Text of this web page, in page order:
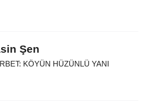
Şen
KÖYÜN HÜZÜNLÜ YANI